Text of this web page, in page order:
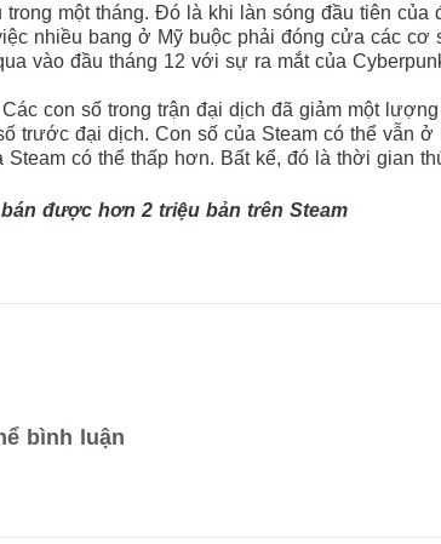
một tháng. Đó là khi làn sóng đầu tiên của
nhiều bang ở Mỹ buộc phải đóng cửa các cơ
vào đầu tháng 12 với sự ra mắt của
con số trong trận đại dịch đã giảm một
trước đại dịch. Con số của Steam có thể vẫn
Steam có thể thấp hơn. Bất kể, đó là thời gian
được hơn 2 triệu bản trên Steam
bình luận